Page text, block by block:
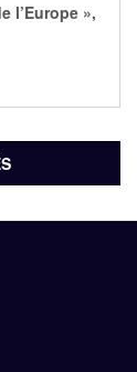
l’Europe »,